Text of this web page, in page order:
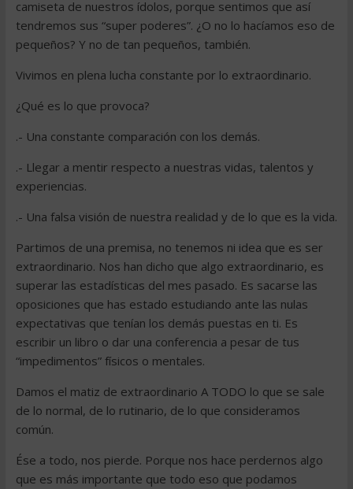
camiseta de nuestros ídolos, porque sentimos que así
tendremos sus “super poderes”. ¿O no lo hacíamos eso de
pequeños? Y no de tan pequeños, también.
Vivimos en plena lucha constante por lo extraordinario.
¿Qué es lo que provoca?
.- Una constante comparación con los demás.
.- Llegar a mentir respecto a nuestras vidas, talentos y
experiencias.
.- Una falsa visión de nuestra realidad y de lo que es la vida.
Partimos de una premisa, no tenemos ni idea que es ser
extraordinario. Nos han dicho que algo extraordinario, es
superar las estadísticas del mes pasado. Es sacarse las
oposiciones que has estado estudiando ante las nulas
expectativas que tenían los demás puestas en ti. Es
escribir un libro o dar una conferencia a pesar de tus
“impedimentos” físicos o mentales.
Damos el matiz de extraordinario A TODO lo que se sale
de lo normal, de lo rutinario, de lo que consideramos
común.
Ése a todo, nos pierde. Porque nos hace perdernos algo
que es más importante que todo eso que podamos